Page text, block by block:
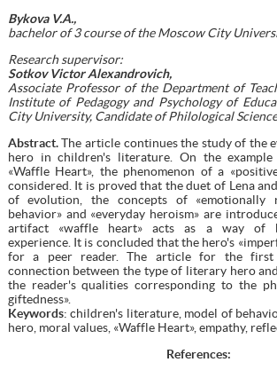
Bykova V.A.,
bachelorof 3 course of the Moscow City
Research supervisor:
Sotkov Victor Alexandrovich,
Associate Professor of the Department of
Institute of Pedagogy and Psychology of
City University, Candidate of Philological
Abstract.The article continues the study of the
hero in children's literature. On the
«Waffle Heart», the phenomenon of a
considered. It is proved that the duet of Lena
of evolution, the concepts of «emotionally
behavior» and «everyday heroism» are
artifact «waffle heart» acts as a way of
experience. It is concluded that the hero's
for a peer reader. The article for the first
connection between the type of literary hero
the reader's qualities corresponding to the
giftedness».
Keywords: children's literature, model of
hero, moral values, «Waffle Heart», empathy,
References: